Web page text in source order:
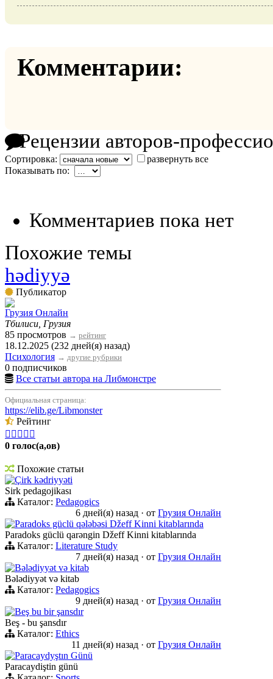
Комментарии:
Рецензии авторов-
Сортировка:
развернуть все
Показывать по:
Комментариев пока нет
Похожие темы
hədiyyə
Публикатор
Грузия Онлайн
Тбилиси, Грузия
85 просмотров → рейтинг
18.12.2025 (232 дней(я) назад)
Психология → другие рубрики
0 подписчиков
Все статьи автора на Либмонстре
Официальная страница:
https://elib.ge/Libmonster
Рейтинг
    
0 голос(а,ов)
Похожие статьи
Çirk kədriyyəti
Sirk pedagojikası
Каталог: Pedagogics
6 дней(я) назад · от Грузия Онлайн
Paradoks güclü qələbəsi Džeff Kinni kitablarında
Paradoks güclü qarəngin Džeff Kinni kitablarında
Каталог: Literature Study
7 дней(я) назад · от Грузия Онлайн
Bələdiyyət və kitab
Bələdiyyət və kitab
Каталог: Pedagogics
9 дней(я) назад · от Грузия Онлайн
Beş bu bir şansdır
Beş - bu şansdır
Каталог: Ethics
11 дней(я) назад · от Грузия Онлайн
Paracaydyştın Günü
Paracaydiştin günü